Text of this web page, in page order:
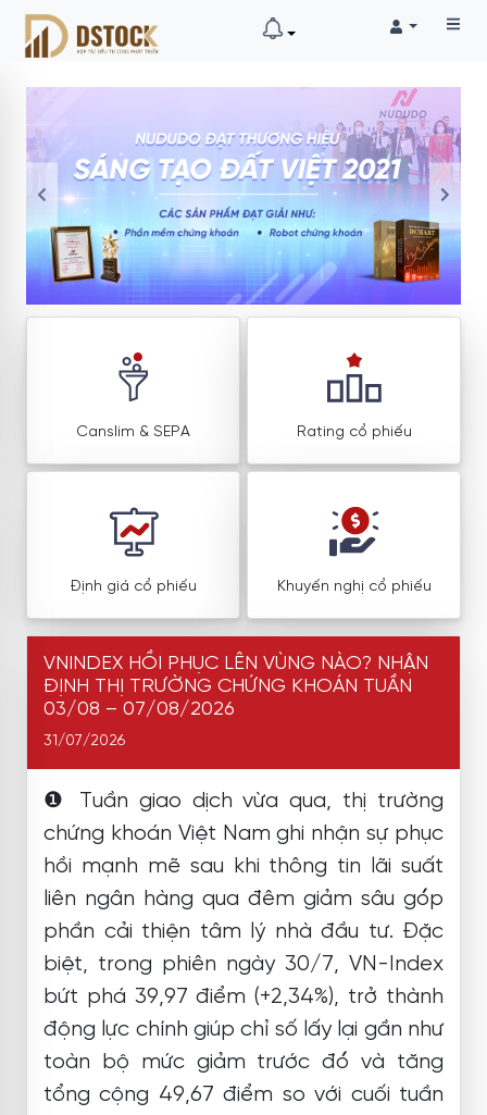
Canslim & SEPA Rating cổ phiếu
Định giá cổ phiếu Khuyến nghị cổ phiếu
VNINDEX HỒI PHỤC LÊN VÙNG NÀO? NHẬN
ĐỊNH THỊ TRƯỜNG CHỨNG KHOÁN TUẦN
03/08 – 07/08/2026
31/07/2026
❶ Tuần giao dịch vừa qua, thị trường
chứng khoán Việt Nam ghi nhận sự phục
hồi mạnh mẽ sau khi thông tin lãi suất
liên ngân hàng qua đêm giảm sâu góp
phần cải thiện tâm lý nhà đầu tư. Đặc
biệt, trong phiên ngày 30/7, VN-Index
bứt phá 39,97 điểm (+2,34%), trở thành
động lực chính giúp chỉ số lấy lại gần như
toàn bộ mức giảm trước đó và tăng
tổng cộng 49,67 điểm so với cuối tuần